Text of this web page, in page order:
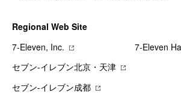
Regional Web Site
7‐Eleven, Inc.
7‐Eleven
セブン‐イレブン北京・天津
セブン‐イレブン成都